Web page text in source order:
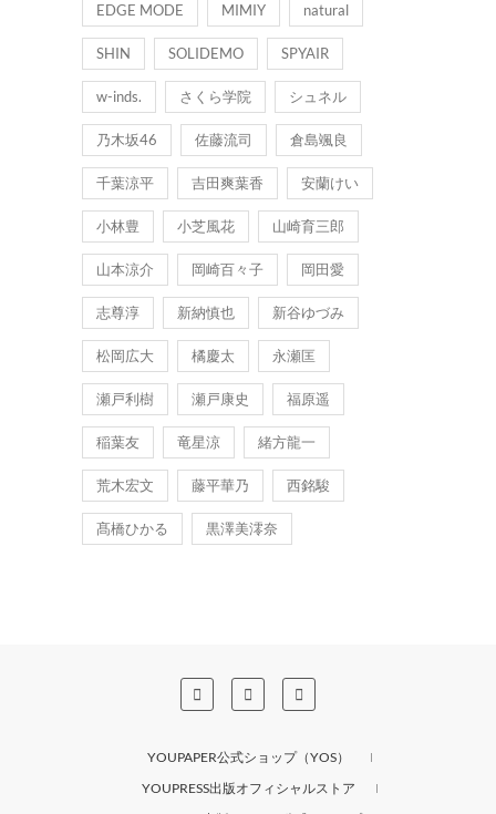
EDGE MODE MIMIY natural
SHIN SOLIDEMO SPYAIR
w-inds. さくら学院 シュネル
乃木坂46 佐藤流司 倉島颯良
千葉涼平 吉田爽葉香 安蘭けい
小林豊 小芝風花 山崎育三郎
山本涼介 岡崎百々子 岡田愛
志尊淳 新納慎也 新谷ゆづみ
松岡広大 橘慶太 永瀬匡
瀬戸利樹 瀬戸康史 福原遥
稲葉友 竜星涼 緒方龍一
荒木宏文 藤平華乃 西銘駿
髙橋ひかる 黒澤美澪奈
YOUPAPER公式ショップ（YOS）
YOUPRESS出版オフィシャルストア